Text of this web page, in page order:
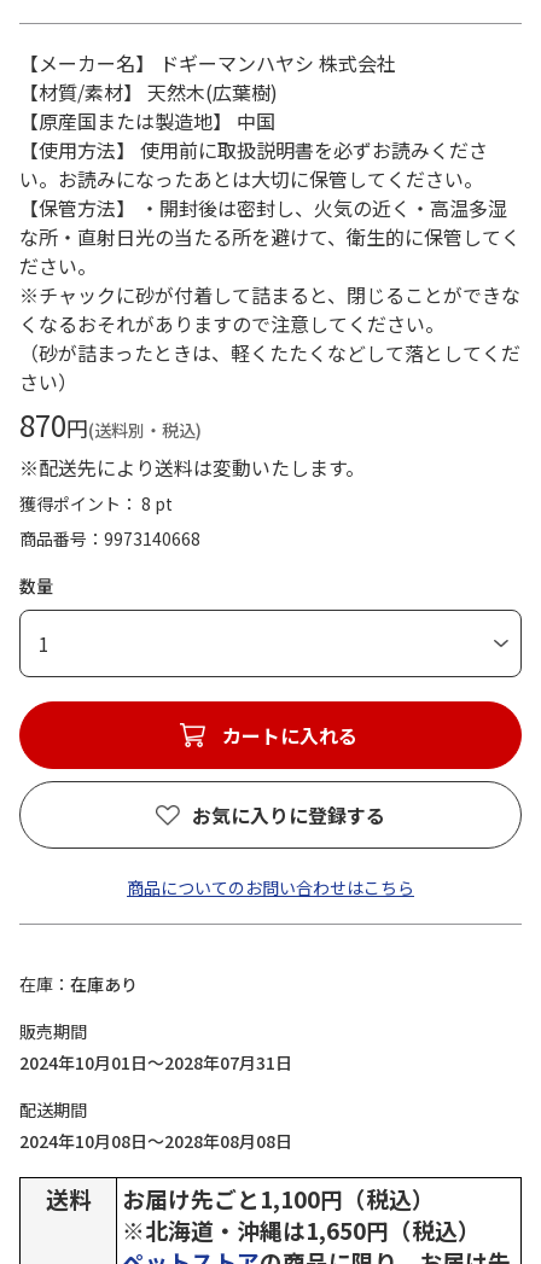
【メーカー名】 ドギーマンハヤシ 株式会社
【材質/素材】 天然木(広葉樹)
【原産国または製造地】 中国
【使用方法】 使用前に取扱説明書を必ずお読みくださ
い。お読みになったあとは大切に保管してください。
【保管方法】 ・開封後は密封し、火気の近く・高温多湿
な所・直射日光の当たる所を避けて、衛生的に保管してく
ださい。
※チャックに砂が付着して詰まると、閉じることができな
くなるおそれがありますので注意してください。
（砂が詰まったときは、軽くたたくなどして落としてくだ
さい）
870円(送料別・税込)
※配送先により送料は変動いたします。
獲得ポイント： 8 pt
商品番号
9973140668
数量
1
カートに入れる
お気に入りに登録する
商品についてのお問い合わせはこちら
在庫
在庫あり
販売期間
2024年10月01日～2028年07月31日
配送期間
2024年10月08日～2028年08月08日
送料
お届け先ごと1,100円（税込）
※北海道・沖縄は1,650円（税込）